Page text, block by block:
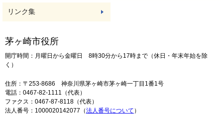
リンク集
茅ヶ崎市役所
開庁時間：月曜日から金曜日 8時30分から17時まで（休日・年末年始を除
く）
住所：〒253-8686 神奈川県茅ヶ崎市茅ヶ崎一丁目1番1号
電話：0467-82-1111（代表）
ファクス：0467-87-8118（代表）
法人番号：1000020142077（法人番号について ）